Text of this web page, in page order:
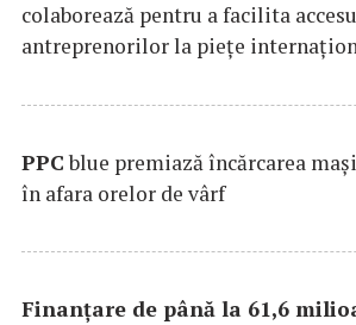
colaborează pentru a facilita
antreprenorilor la pieţe
PPCblue premiază încărcarea
în afara orelor de vârf
Finanțare de până la 61,6